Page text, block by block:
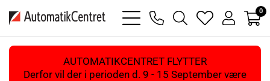
bars
light
phone
magnifying
glass
heart
light
user
light
0
AUTOMATIKCENTRET FLYTTER
Derfor vil der i perioden d. 9 - 15 September være